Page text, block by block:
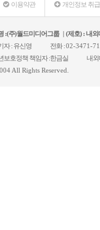
이용약관 개인정보 취
:(주)월드미디어그룹 | (제호) : 내외
자 : 유신영
전화 :02-3471-
보호정책 책임자 :한금실
내외
All Rights Reserved.